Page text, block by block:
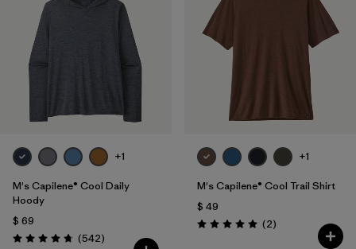
+1
M's Capilene® Cool Daily
Hoody
$ 69
Valoración: 4.8 / 5
(542Comentarios
)
+1
M's Capilene® Cool Trail Shirt
$ 49
Valoración: 5.0 / 5
(2Comentarios
)